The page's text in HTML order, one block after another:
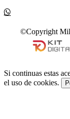
©Copyright
Si continuas estas
el uso de cookies.